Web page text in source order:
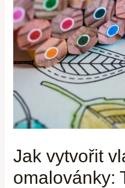
Jak vytvořit
omalovánky: